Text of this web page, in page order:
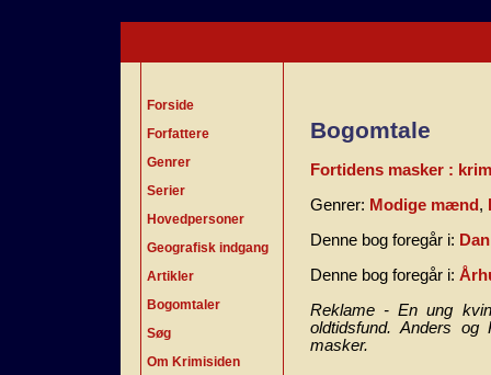
Forside
Forfattere
Genrer
Serier
Hovedpersoner
Geografisk indgang
Artikler
Bogomtaler
Søg
Om Krimisiden
Bogomtale
Fortidens masker :
Genrer: Modige mænd ,
Denne bog foregår i:
Denne bog foregår i:
Reklame - En ung
oldtidsfund. Anders
masker.